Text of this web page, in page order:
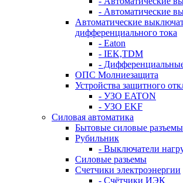
- Автоматические
Автоматические
дифференциального тока
- Eaton
- IEK,TDM
-
ОПС Молниезащита
Устройства защитного
- УЗО EATON
- УЗО EKF
Силовая автоматика
Бытовые силовые разъемы
Рубильник
- Выключатели
Силовые разьемы
Счетчики электроэнергии
- Счётчики ИЭК